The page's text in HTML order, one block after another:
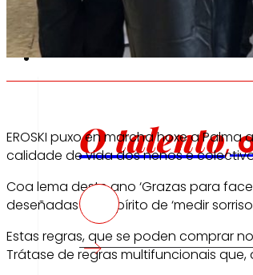
Emprego
O talento,
EROSKI puxo en marcha hoxe a
calidade de vida dos nenos e
Coa lema deste ano ‘Grazas para
deseñadas co espírito de ‘medir
Estas regras, que se poden comprar
Trátase de regras multifuncionais